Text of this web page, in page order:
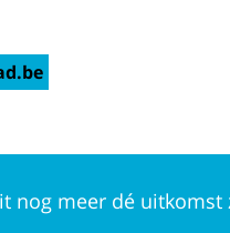
nog meer dé uitkomst